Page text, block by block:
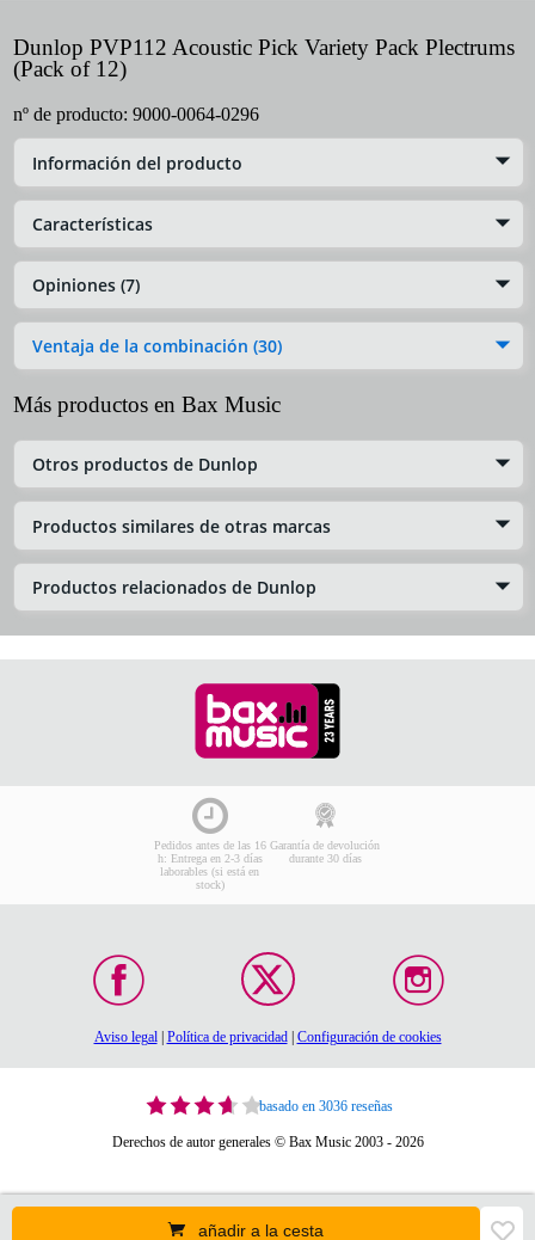
Dunlop PVP112 Acoustic Pick Variety Pack Plectrums
(Pack of 12)
nº de producto: 9000-0064-0296
Información del producto
Características
Opiniones (7)
Ventaja de la combinación (30)
Más productos en Bax Music
Otros productos de Dunlop
Productos similares de otras marcas
Productos relacionados de Dunlop
añadir a la cesta
Pedidos antes de las 16
h: Entrega en 2-3 días
laborables (si está en
stock)
Garantía de devolución
durante 30 días
Aviso legal| Política de privacidad| Configuración de cookies
basado en 3036 reseñas
Derechos de autor generales © Bax Music 2003 - 2026